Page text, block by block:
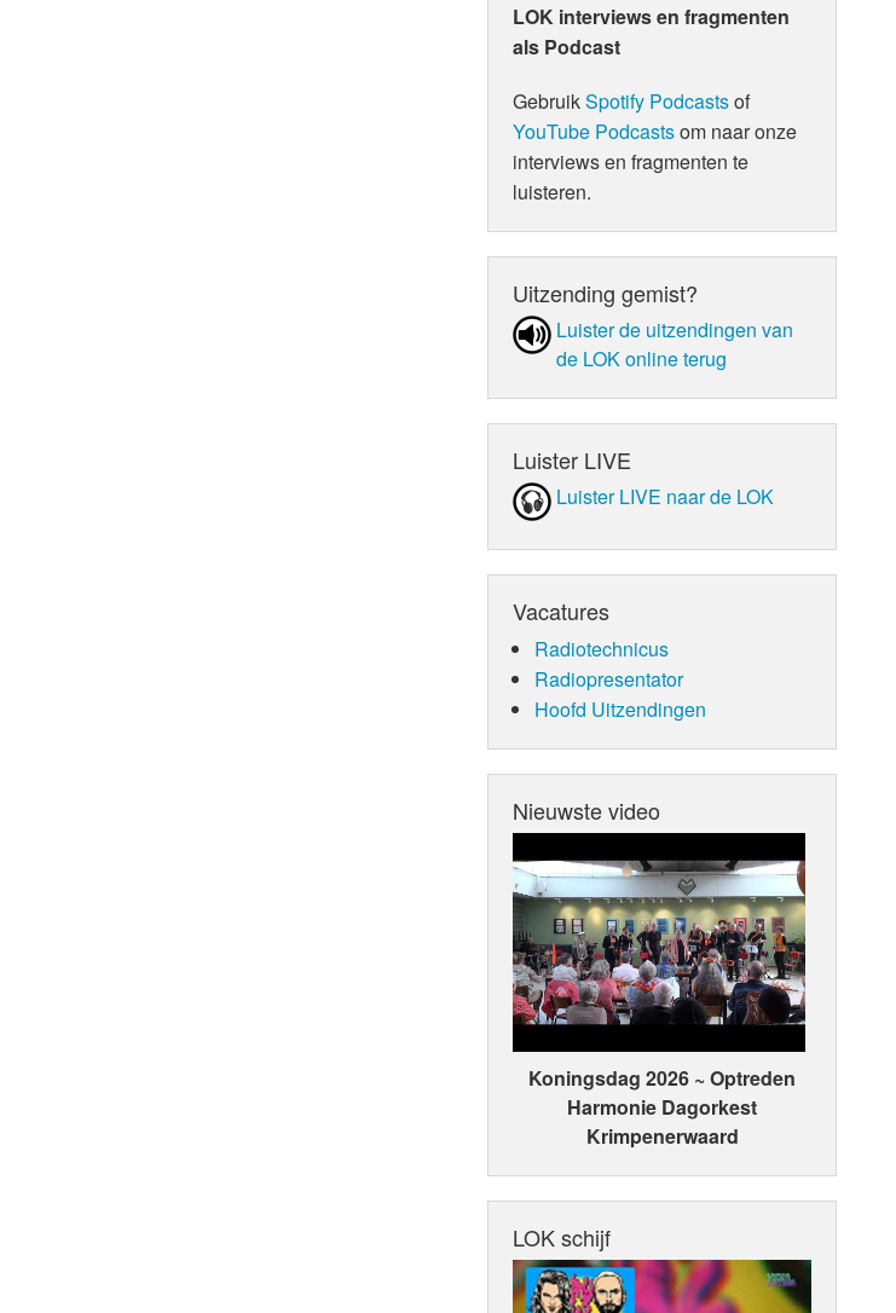
LOK interviews en fragmenten
als Podcast
GebruikSpotify Podcastsof
YouTube Podcastsom naar onze
interviews en fragmenten te
luisteren.
Uitzending gemist?
Luister de uit­zen­din­gen van
de LOK online terug
Luister LIVE
Luister LIVE naar de LOK
Vacatures
Radiotechnicus
Radiopresentator
Hoofd Uitzendingen
Nieuwste video
Koningsdag 2026 ~ Optreden
Harmonie Dagorkest
Krimpenerwaard
LOK schijf